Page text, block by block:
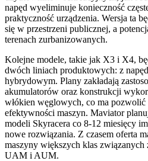
napęd wyeliminuje konieczność
praktyczność urządzenia. Wersja ta
się w przestrzeni publicznej, a
terenach zurbanizowanych.
Kolejne modele, takie jak X3 i X4,
dwóch liniach produktowych: z
hybrydowym. Plany zakładają
akumulatorów oraz konstrukcji
włókien węglowych, co ma pozwolić
efektywności maszyn. Maviator
modeli Skyracera co 8-12 miesięcy
nowe rozwiązania. Z czasem oferta
maszyny większych klas
UAM i AUM.